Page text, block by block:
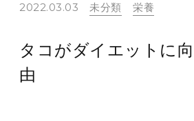
2022.03.03 未分類 栄養
タコがダイエットに
由